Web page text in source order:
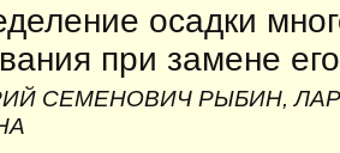
осадки
при замене
СЕМЕНОВИЧ РЫБИН,